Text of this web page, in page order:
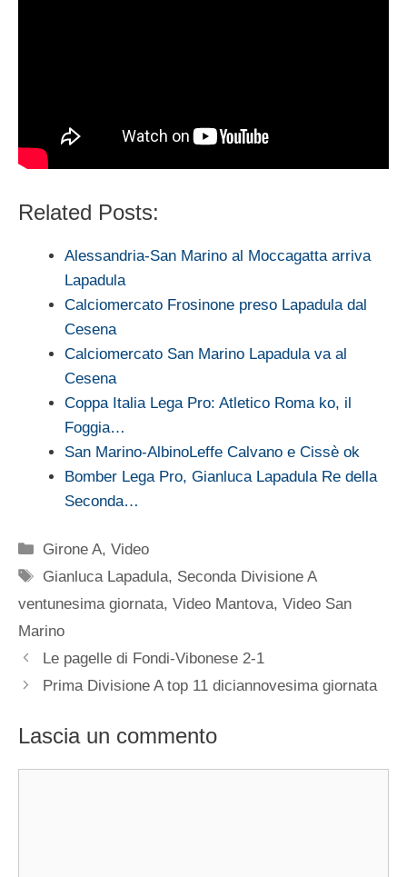
Related Posts:
Alessandria-San Marino al Moccagatta arriva
Lapadula
Calciomercato Frosinone preso Lapadula dal
Cesena
Calciomercato San Marino Lapadula va al
Cesena
Coppa Italia Lega Pro: Atletico Roma ko, il
Foggia…
San Marino-AlbinoLeffe Calvano e Cissè ok
Bomber Lega Pro, Gianluca Lapadula Re della
Seconda…
Categorie
Girone A,Video
Tag
Gianluca Lapadula, Seconda Divisione A
ventunesima giornata, Video Mantova, Video San
Marino
Le pagelle di Fondi-Vibonese 2-1
Prima Divisione A top 11 diciannovesima giornata
Lascia un commento